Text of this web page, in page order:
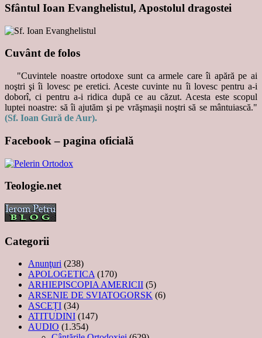
Sfântul Ioan Evanghelistul, Apostolul dragostei
Cuvânt de folos
"Cuvintele noastre ortodoxe sunt ca armele care îi apără pe ai
noştri şi îi lovesc pe eretici. Aceste cuvinte nu îi lovesc pentru a-i
doborî, ci pentru a-i ridica după ce au căzut. Acesta este scopul
luptei noastre: să îi ajutăm şi pe vrăşmaşii noştri să se mântuiască."
(Sf. Ioan Gură de Aur).
Facebook – pagina oficială
Teologie.net
Categorii
Anunţuri (238)
APOLOGETICA(170)
ARHIEPISCOPIA AMERICII (5)
ARSENIE DE SVIATOGORSK (6)
ASCEȚI (34)
ATITUDINI (147)
AUDIO (1.354)